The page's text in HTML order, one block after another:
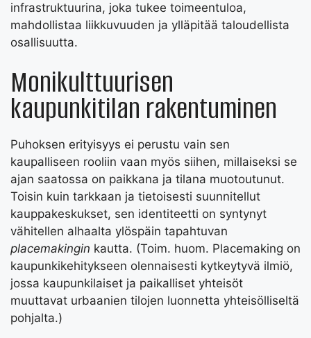
infrastruktuurina, joka tukee toimeentuloa,
mahdollistaa liikkuvuuden ja ylläpitää taloudellista
osallisuutta.
Monikulttuurisen
kaupunkitilan rakentuminen
Puhoksen erityisyys ei perustu vain sen
kaupalliseen rooliin vaan myös siihen, millaiseksi se
ajan saatossa on paikkana ja tilana muotoutunut.
Toisin kuin tarkkaan ja tietoisesti suunnitellut
kauppakeskukset, sen identiteetti on syntynyt
vähitellen alhaalta ylöspäin tapahtuvan
placemakingin kautta. (Toim. huom. Placemaking on
kaupunkikehitykseen olennaisesti kytkeytyvä ilmiö,
jossa kaupunkilaiset ja paikalliset yhteisöt
muuttavat urbaanien tilojen luonnetta yhteisölliseltä
pohjalta.)